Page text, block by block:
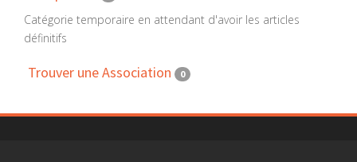
Catégorie temporaire en attendant d'avoir les articles
définitifs
Trouver une Association 0